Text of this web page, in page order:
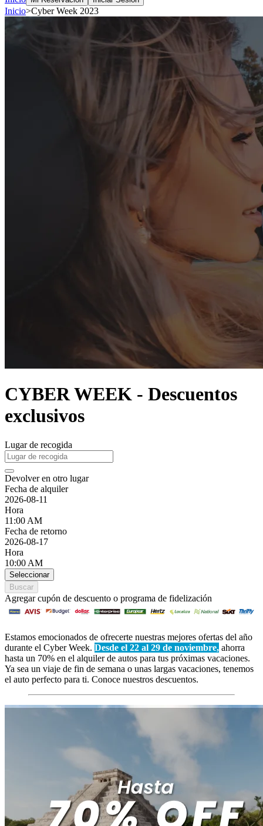
Inicio>Cyber Week 2023
CYBER WEEK - Descuentos
exclusivos
Lugar de recogida
Devolver en otro lugar
Fecha de alquiler
2026-08-11
Hora
11:00 AM
Fecha de retorno
2026-08-17
Hora
10:00 AM
Seleccionar
Buscar
Agregar cupón de descuento o programa de fidelización
Estamos emocionados de ofrecerte nuestras mejores ofertas del año
durante el Cyber Week. Desde el 22 al 29 de noviembre, ahorra
hasta un 70% en el alquiler de autos para tus próximas vacaciones.
Ya sea un viaje de fin de semana o unas largas vacaciones, tenemos
el auto perfecto para ti. Conoce nuestros descuentos.